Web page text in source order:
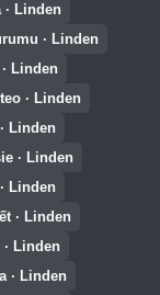
· Linden
· Linden
· Linden
· Linden
Linden
· Linden
Linden
· Linden
· Linden
· Linden